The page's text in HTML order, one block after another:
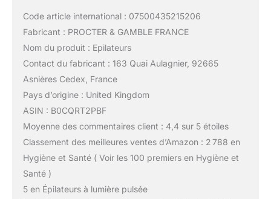
Code article international : 07500435215206
Fabricant : PROCTER & GAMBLE FRANCE
Nom du produit : Epilateurs
Contact du fabricant : 163 Quai Aulagnier, 92665
Asnières Cedex, France
Pays d’origine : United Kingdom
ASIN : B0CQRT2PBF
Moyenne des commentaires client : 4,4 sur 5 étoiles
Classement des meilleures ventes d’Amazon : 2 788 en
Hygiène et Santé ( Voir les 100 premiers en Hygiène et
Santé )
5 en Épilateurs à lumière pulsée